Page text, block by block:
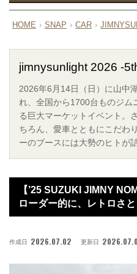
HOME › SNAP › CAR ›
jimnysunlight 2026 -
2026年6月14日（日）に山中
れ、全国から1700台ものジム
る巨大マーケットイベント。
ちろん、愛車とともにこだわ
ーのブースには大勢のヒトが
【’25 SUZUKI JIMNY
ローダー的に、レトロさと
作成日 2026.07.02 更新日